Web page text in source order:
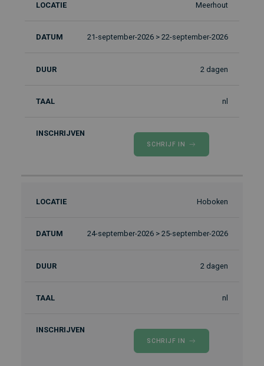
Meerhout
21-september-2026 > 22-september-2026
2 dagen
nl
SCHRIJF IN
Hoboken
24-september-2026 > 25-september-2026
2 dagen
nl
SCHRIJF IN